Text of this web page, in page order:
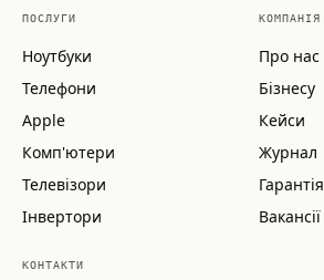
ПОСЛУГИ
Ноутбуки
Телефони
Apple
Комп'ютери
Телевізори
Інвертори
КОМПАНІЯ
Про нас
Бізнесу
Кейси
Журнал
Гарантія
Вакансії
КОНТАКТИ